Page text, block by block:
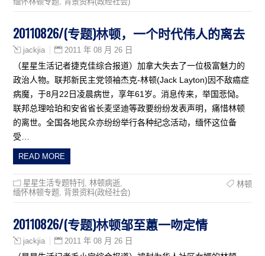
20110826/(专题)林顿，一个时代伟人的离去
jackjia 2011 年 08 月 26 日
（星星生活记者捷克佳综合报道）加拿大失去了一位极富魅力的
政治人物。联邦新民主党领袖杰克-林顿(Jack Layton)因不敌癌症
病魔，于8月22日凌晨病世，享年61岁。消息传来，举国悲恸。
联邦总理哈珀和安省省长麦坚迪等政要纷纷发表声明，痛惜林顿
的离世。全国各地民众亦纷纷举行各种纪念活动，缅怀这位备
受…
READ MORE
星星生活专题特刊 ,林顿病逝
缅怀林顿专题
背景资料(政经社会)
林顿
20110826/(专题)林顿邹至蕙一吻定情
jackjia 2011 年 08 月 26 日